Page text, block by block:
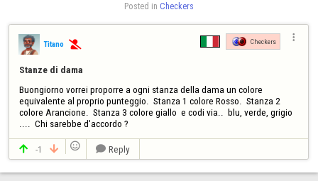
Posted in Checkers
Titano  Checkers 
Stanze di dama
Buongiorno vorrei proporre a ogni stanza della dama un colore
equivalente al proprio punteggio.  Stanza 1 colore Rosso.  Stanza 2
colore Arancione.  Stanza 3 colore giallo  e codi via..  blu, verde, grigio
....  Chi sarebbe d'accordo ?
 -1    Reply